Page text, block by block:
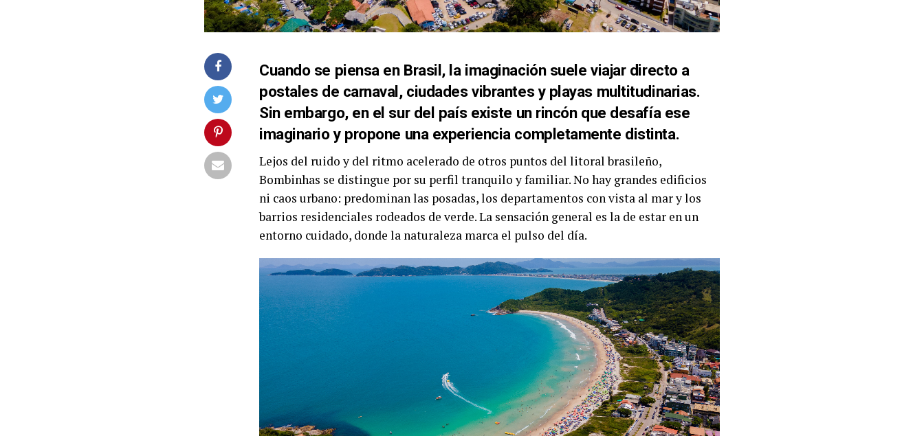
Cuando se piensa en Brasil, la imaginación suele viajar directo a
postales de carnaval, ciudades vibrantes y playas multitudinarias.
Sin embargo, en el sur del país existe un rincón que desafía ese
imaginario y propone una experiencia completamente distinta.
Lejos del ruido y del ritmo acelerado de otros puntos del litoral brasileño,
Bombinhas se distingue por su perfil tranquilo y familiar. No hay grandes edificios
ni caos urbano: predominan las posadas, los departamentos con vista al mar y los
barrios residenciales rodeados de verde. La sensación general es la de estar en un
entorno cuidado, donde la naturaleza marca el pulso del día.